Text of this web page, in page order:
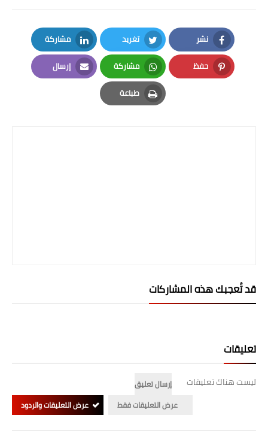
نشر
Facebook
تغريد
Twitter
مشاركة
LinkedIn
حفظ
Pinterest
مشاركة
Whatsapp
إرسال
Email
طباعة
Print
قد تُعجبك هذه المشاركات
تعليقات
ليست هناك تعليقات
إرسال تعليق
عرض التعليقات فقط
عرض التعليقات والردود